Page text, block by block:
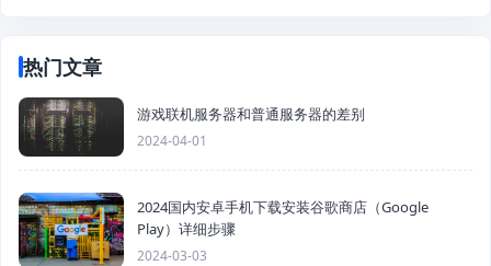
热门文章
游戏联机服务器和普通服务器的差别
2024-04-01
2024国内安卓手机下载安装谷歌商店（Google
Play）详细步骤
2024-03-03